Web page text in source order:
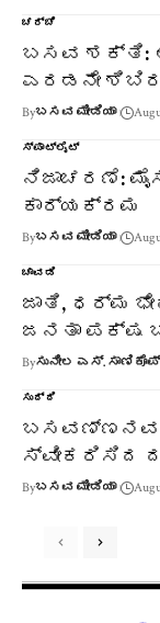
ಚರ್ಚೆ
ಬಸವ ಶಕ್ತಿ:
ಎರಡನೇ ಶಿಬಿರ
Byಬಸವ ಮೀಡಿಯಾ
ಸ್ಪಾಟ್‌ಲೈಟ್
ನಿಜಾಚರಣೆ:
ಕಾರ್ಯಕ್ರಮ
Byಬಸವ ಮೀಡಿಯಾ
ಚಾವಡಿ
ಜಾತಿ, ಧರ್ಮ
ಜನತಾ ಪಕ್ಷ
Byಸುನೀಲ ಎಸ್.
ಸುದ್ದಿ
ಸ್ವೀಕರಿಸಿದ
Byಬಸವ ಮೀಡಿಯಾ